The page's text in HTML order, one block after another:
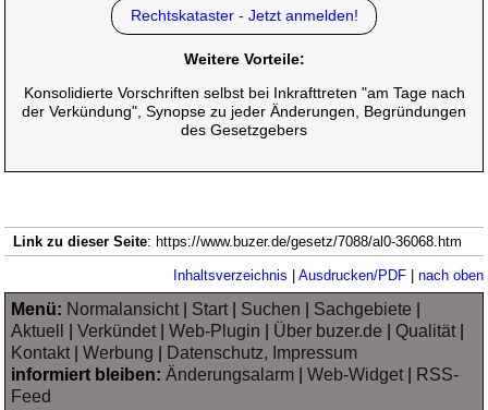
Rechtskataster - Jetzt anmelden!
Weitere Vorteile:
Konsolidierte Vorschriften selbst bei Inkrafttreten "am Tage nach
der Verkündung", Synopse zu jeder Änderungen, Begründungen
des Gesetzgebers
Link zu dieser Seite: https://www.buzer.de/gesetz/7088/al0-36068.htm
Inhaltsverzeichnis Ausdrucken/PDF| nach oben
Menü: Normalansicht| Start| Suchen Sachgebiete
Aktuell
|Verkündet|Web-Plugin Über buzer.de |Qualität|
Kontakt|Werbung
Datenschutz, Impressum
informiert bleiben: Änderungsalarm |Web-Widget|
RSS-
Feed